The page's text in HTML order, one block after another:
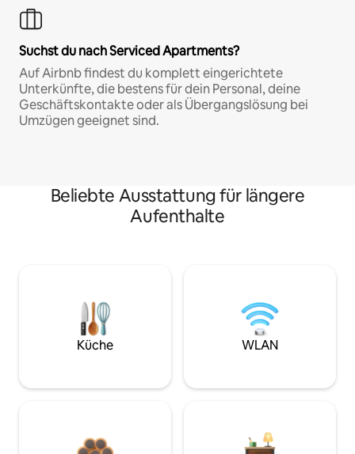
Suchst du nach Serviced Apartments?
Auf Airbnb findest du komplett eingerichtete
Unterkünfte, die bestens für dein Personal, deine
Geschäftskontakte oder als Übergangslösung bei
Umzügen geeignet sind.
Beliebte Ausstattung für längere
Aufenthalte
Küche WLAN